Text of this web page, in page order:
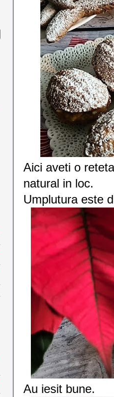
Aici aveti o
natural in loc.
Umplutura este
Au iesit bune.